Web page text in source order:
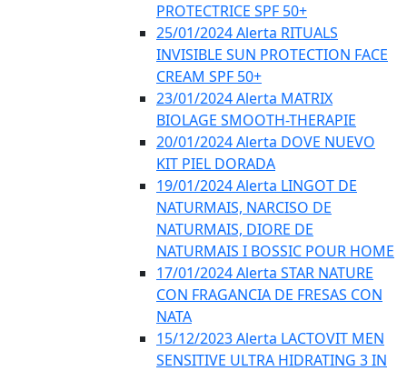
PROTECTRICE SPF 50+
25/01/2024 Alerta RITUALS
INVISIBLE SUN PROTECTION FACE
CREAM SPF 50+
23/01/2024 Alerta MATRIX
BIOLAGE SMOOTH-THERAPIE
20/01/2024 Alerta DOVE NUEVO
KIT PIEL DORADA
19/01/2024 Alerta LINGOT DE
NATURMAIS, NARCISO DE
NATURMAIS, DIORE DE
NATURMAIS I BOSSIC POUR HOME
17/01/2024 Alerta STAR NATURE
CON FRAGANCIA DE FRESAS CON
NATA
15/12/2023 Alerta LACTOVIT MEN
SENSITIVE ULTRA HIDRATING 3 IN